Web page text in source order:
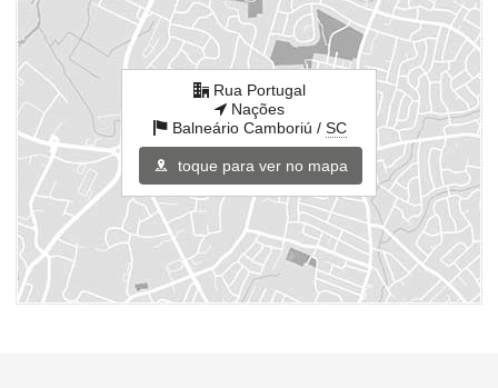
Rua Portugal
Nações
Balneário Camboriú / SC
toque para ver no mapa